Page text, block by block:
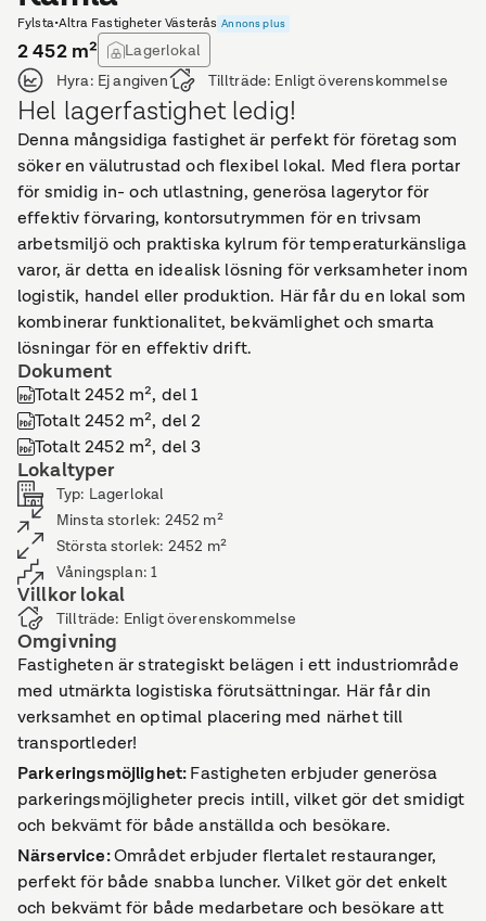
Fylsta•Altra Fastigheter Västerås Annons plus
2 452m²
Lagerlokal
Hyra: Ej angiven Tillträde: Enligt överenskommelse
Hel lagerfastighet ledig!
Denna mångsidiga fastighet är perfekt för företag som
söker en välutrustad och flexibel lokal. Med flera portar
för smidig in- och utlastning, generösa lagerytor för
effektiv förvaring, kontorsutrymmen för en trivsam
arbetsmiljö och praktiska kylrum för temperaturkänsliga
varor, är detta en idealisk lösning för verksamheter inom
logistik, handel eller produktion. Här får du en lokal som
kombinerar funktionalitet, bekvämlighet och smarta
lösningar för en effektiv drift.
Dokument
Totalt 2452 m², del 1
Totalt 2452 m², del 2
Totalt 2452 m², del 3
Lokaltyper
Typ: Lagerlokal
Minsta storlek: 2452 m²
Största storlek: 2452 m²
Våningsplan:1
Villkor lokal
Tillträde: Enligt överenskommelse
Omgivning
Fastigheten är strategiskt belägen i ett industriområde
med utmärkta logistiska förutsättningar. Här får din
verksamhet en optimal placering med närhet till
transportleder!
Parkeringsmöjlighet:Fastigheten erbjuder generösa
parkeringsmöjligheter precis intill, vilket gör det smidigt
och bekvämt för både anställda och besökare.
Närservice:Området erbjuder flertalet restauranger,
perfekt för både snabba luncher. Vilket gör det enkelt
och bekvämt för både medarbetare och besökare att